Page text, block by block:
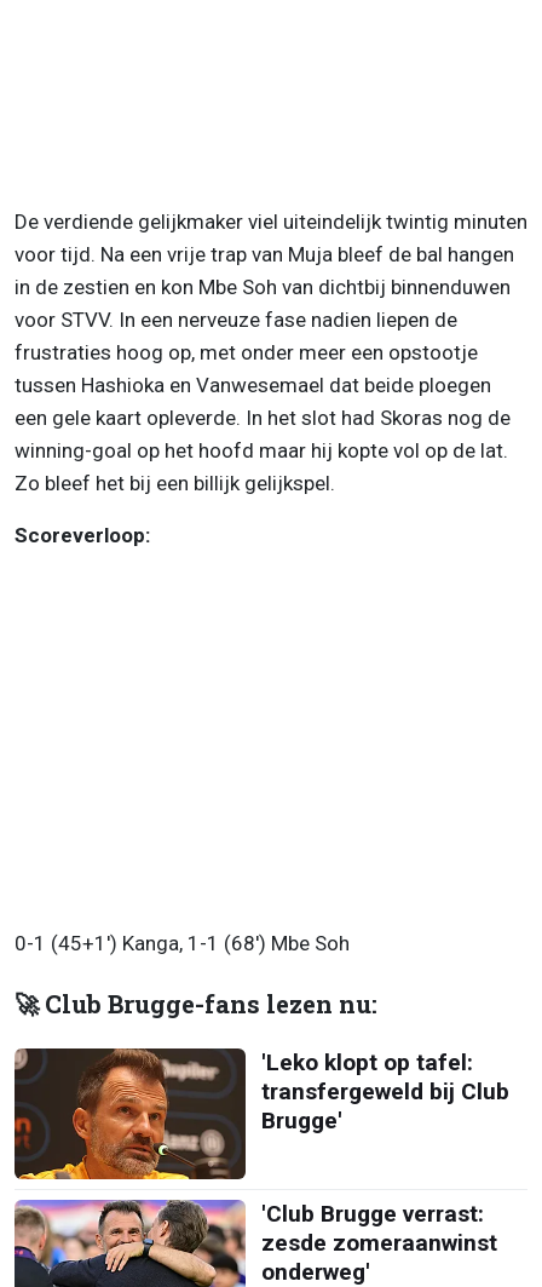
De verdiende gelijkmaker viel uiteindelijk twintig minuten
voor tijd. Na een vrije trap van Muja bleef de bal hangen
in de zestien en kon Mbe Soh van dichtbij binnenduwen
voor STVV. In een nerveuze fase nadien liepen de
frustraties hoog op, met onder meer een opstootje
tussen Hashioka en Vanwesemael dat beide ploegen
een gele kaart opleverde. In het slot had Skoras nog de
winning-goal op het hoofd maar hij kopte vol op de lat.
Zo bleef het bij een billijk gelijkspel.
Scoreverloop:
0-1 (45+1') Kanga, 1-1 (68') Mbe Soh
🚀 Club Brugge-fans lezen nu:
'Leko klopt op tafel:
transfergeweld bij Club
Brugge'
'Club Brugge verrast:
zesde zomeraanwinst
onderweg'